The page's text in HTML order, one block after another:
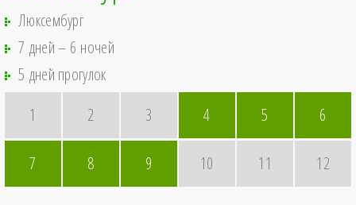
Люксембург
7 дней – 6 ночей
5 дней прогулок
1
2 3 4 5 6
7 8 9 10 11 12